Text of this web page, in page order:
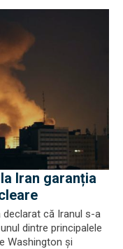
Iran garanția
declarat că Iranul s-a
dintre principalele
Washington şi